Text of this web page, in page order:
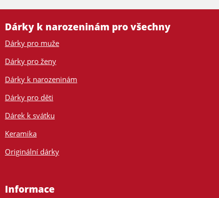
Dárky k narozeninám pro všechny
Dárky pro muže
Dárky pro ženy
Dárky k narozeninám
Dárky pro děti
Dárek k svátku
Keramika
Originální dárky
Informace